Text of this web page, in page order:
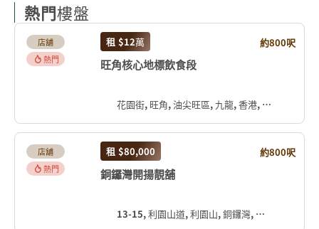
熱門樓盤
店舖
熱門
租 $12萬 約800呎
旺角核心地標飲食段
花園街, 旺角, 油尖旺區, 九龍, 香港, 中国
店舖
熱門
租 $80,000 約800呎
銅鑼灣開揚靚舖
13-15, 利園山道, 利園山, 銅鑼灣, 灣仔區, 香港島, 香港, 中国